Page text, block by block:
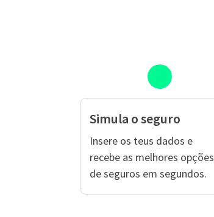
Simula o seguro
Insere os teus dados e
recebe as melhores opções
de seguros em segundos.